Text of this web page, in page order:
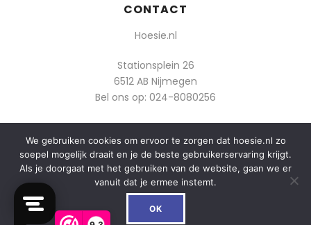
CONTACT
Hoesie.nl
Stationsplein 26
6512 AB Nijmegen
Bel ons op: 024-8080256
Of mail: info@hoesie.nl
© 2014-2025 Boozt - Hoesie.nl. All rights reserved.
algemene voorwaarden
We gebruiken cookies om ervoor te zorgen dat hoesie.nl zo
soepel mogelijk draait en je de beste gebruikerservaring krijgt.
Als je doorgaat met het gebruiken van de website, gaan we er
vanuit dat je ermee instemt.
OK